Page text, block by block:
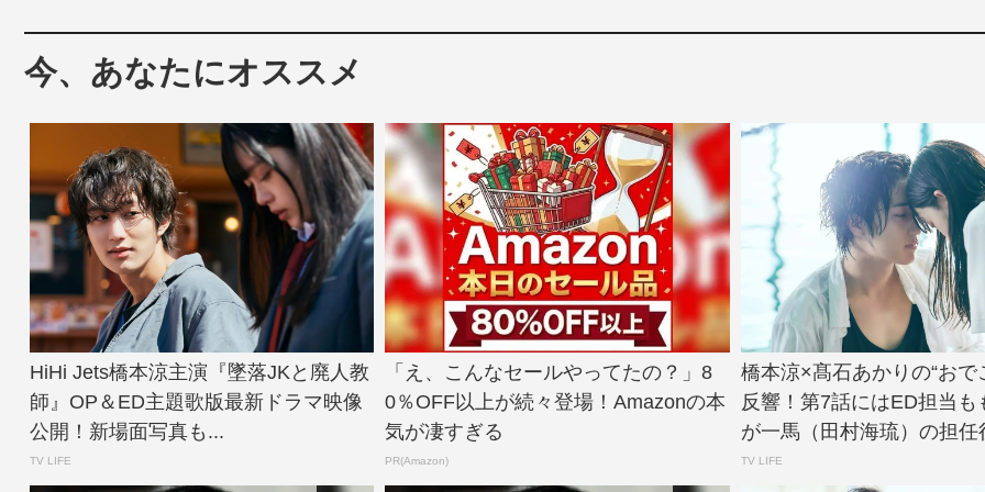
今、あなたにオススメ
HiHi Jets橋本涼主演『墜落JKと廃人教
師』OP＆ED主題歌版最新ドラマ映像
公開！新場面写真も...
TV LIFE
「え、こんなセールやってたの？」8
0％OFF以上が続々登場！Amazonの本
気が凄すぎる
PR(Amazon)
橋本涼×髙石あかりの“おで
反響！第7話にはED担当も
が一馬（田村海琉）の担任
TV LIFE